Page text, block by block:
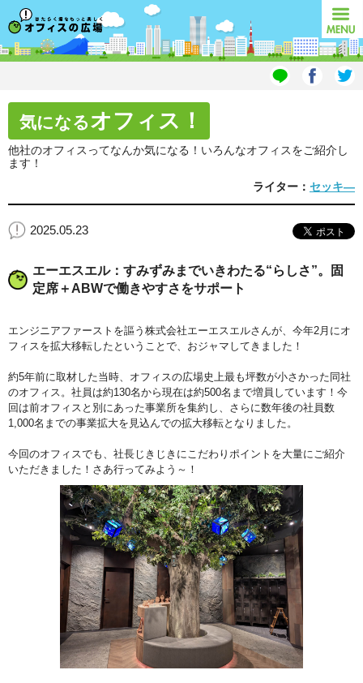
オフィスの広場 MENU
気になるオフィス！
他社のオフィスってなんか気になる！いろんなオフィスをご紹介し
ます！
ライター： セッキ―
2025.05.23
エーエスエル：すみずみまでいきわたる“らしさ”。固
定席＋ABWで働きやすさをサポート
エンジニアファーストを謳う株式会社エーエスエルさんが、今年2月にオ
フィスを拡大移転したということで、おジャマしてきました！
約5年前に取材した当時、オフィスの広場史上最も坪数が小さかった同社
のオフィス。社員は約130名から現在は約500名まで増員しています！今
回は前オフィスと別にあった事業所を集約し、さらに数年後の社員数
1,000名までの事業拡大を見込んでの拡大移転となりました。
今回のオフィスでも、社長じきじきにこだわりポイントを大量にご紹介
いただきました！さあ行ってみよう～！